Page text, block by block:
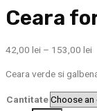
Ceara
42,00 lei – 153,00 lei
Ceara verde si
Cantitate